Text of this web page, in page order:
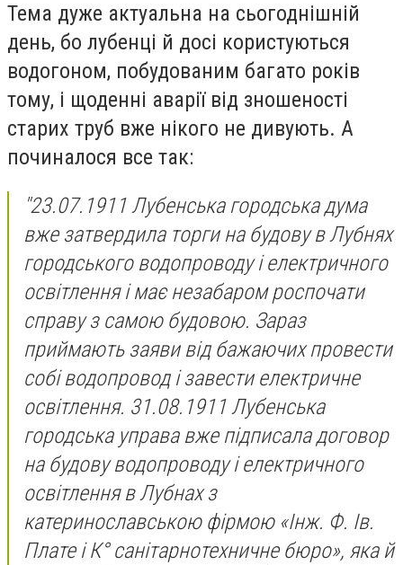
Тема дуже актуальна на сьогоднішній
день, бо лубенці й досі користуються
водогоном, побудованим багато років
тому, і щоденні аварії від зношеності
старих труб вже нікого не дивують. А
починалося все так:
"23.07.1911 Лубенська городська дума
вже затвердила торги на будову в Лубнях
городського водопроводу і електричного
освітлення і має незабаром роспочати
справу з самою будовою. Зараз
приймають заяви від бажаючих провести
собі водопровод і завести електричне
освітлення. 31.08.1911 Лубенська
городська управа вже підписала договор
на будову водопроводу і електричного
освітлення в Лубнах з
катеринославською фірмою «Інж. Ф. Ів.
Плате і К° санітарнотехничне бюро», яка й